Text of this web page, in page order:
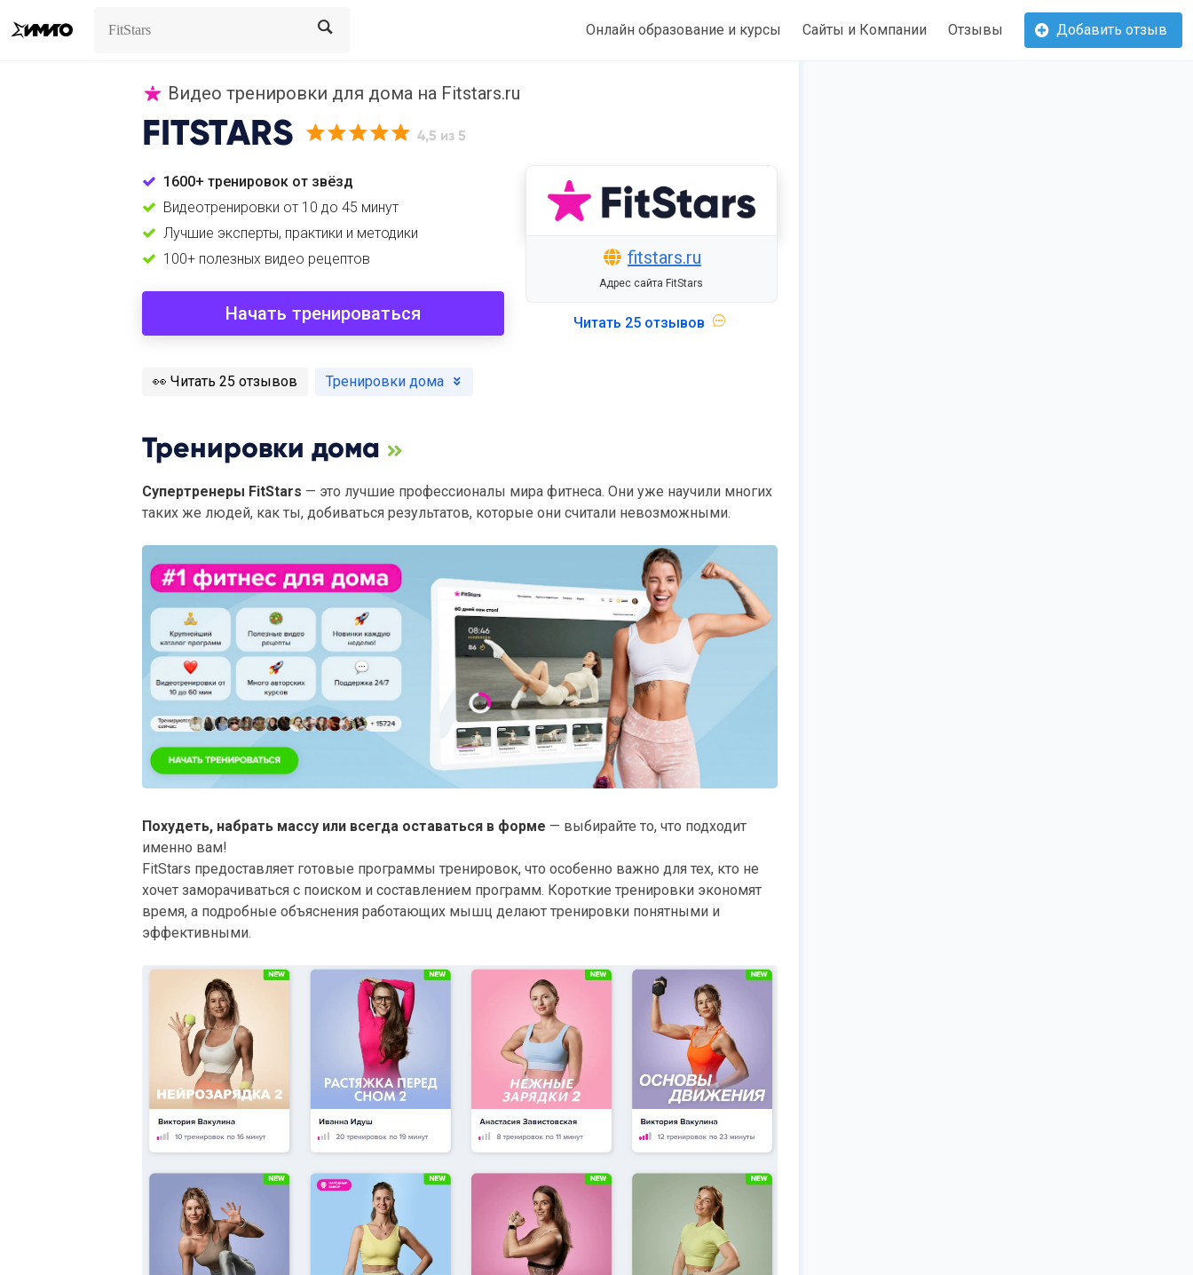
Search Онлайн образование и курсы Сайты и Компании Отзывы Добавить отзыв
Видео тренировки для дома на Fitstars.ru
FITSTARS 4,5 из 5
1600+ тренировок от звёзд
Видеотренировки от 10 до 45 минут
Лучшие эксперты, практики и методики
100+ полезных видео рецептов
Начать тренироваться
fitstars.ru
Адрес сайта FitStars
Читать 25 отзывов
️👀 Читать 25 отзывов Тренировки дома
Тренировки дома
Супертренеры FitStars — это лучшие профессионалы мира фитнеса. Они уже научили многих
таких же людей, как ты, добиваться результатов, которые они считали невозможными.
Похудеть, набрать массу или всегда оставаться в форме — выбирайте то, что подходит
именно вам!
FitStars предоставляет готовые программы тренировок, что особенно важно для тех, кто не
хочет заморачиваться с поиском и составлением программ. Короткие тренировки экономят
время, а подробные объяснения работающих мышц делают тренировки понятными и
эффективными.